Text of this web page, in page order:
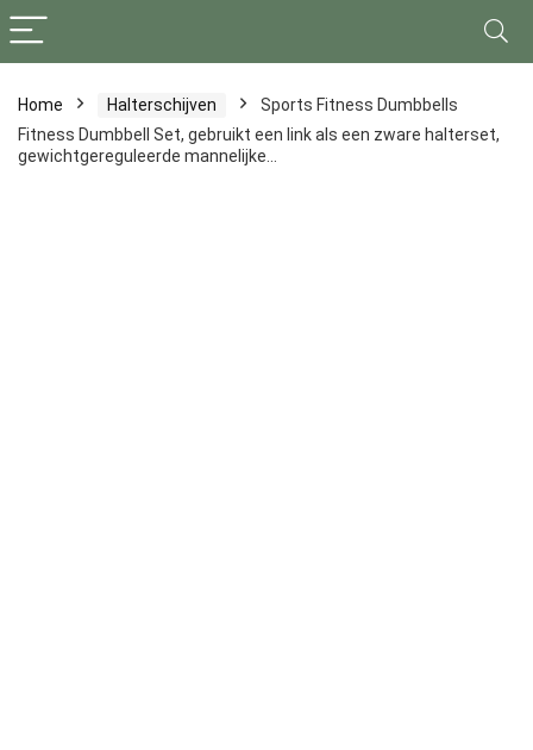
Home Halterschijven
Sports Fitness Dumbbells
Fitness Dumbbell Set, gebruikt een link als een zware halterset,
gewichtgereguleerde mannelijke…